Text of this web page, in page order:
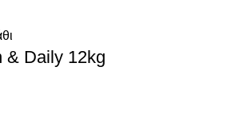
& Daily 12kg